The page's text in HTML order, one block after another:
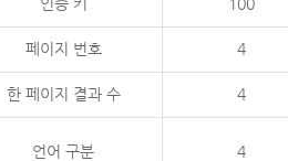
페이지 번호 4
한 페이지 결과 수 4
언어 구분 4